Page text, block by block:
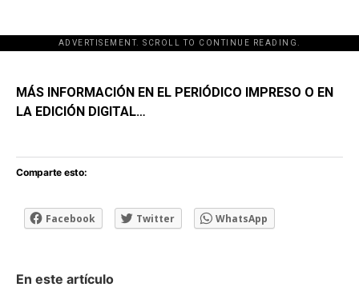
ADVERTISEMENT. SCROLL TO CONTINUE READING.
[adsforwp id="243463"]
MÁS INFORMACIÓN EN EL PERIÓDICO IMPRESO O EN
LA EDICIÓN DIGITAL…
Comparte esto:
Facebook Twitter WhatsApp
En este artículo